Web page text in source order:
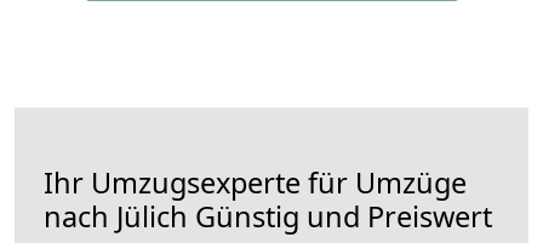
Ihr Umzugsexperte für Umzüge
nach Jülich Günstig und Preiswert